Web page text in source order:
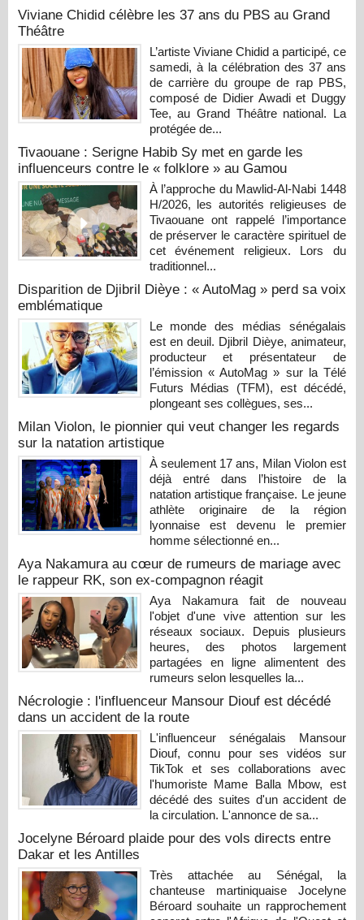
Viviane Chidid célèbre les 37 ans du PBS au Grand
Théâtre
L’artiste Viviane Chidid a participé, ce
samedi, à la célébration des 37 ans
de carrière du groupe de rap PBS,
composé de Didier Awadi et Duggy
Tee, au Grand Théâtre national. La
protégée de...
Tivaouane : Serigne Habib Sy met en garde les
influenceurs contre le « folklore » au Gamou
À l’approche du Mawlid-Al-Nabi 1448
H/2026, les autorités religieuses de
Tivaouane ont rappelé l’importance
de préserver le caractère spirituel de
cet événement religieux. Lors du
traditionnel...
Disparition de Djibril Dièye : « AutoMag » perd sa voix
emblématique
Le monde des médias sénégalais
est en deuil. Djibril Dièye, animateur,
producteur et présentateur de
l’émission « AutoMag » sur la Télé
Futurs Médias (TFM), est décédé,
plongeant ses collègues, ses...
Milan Violon, le pionnier qui veut changer les regards
sur la natation artistique
À seulement 17 ans, Milan Violon est
déjà entré dans l’histoire de la
natation artistique française. Le jeune
athlète originaire de la région
lyonnaise est devenu le premier
homme sélectionné en...
Aya Nakamura au cœur de rumeurs de mariage avec
le rappeur RK, son ex-compagnon réagit
Aya Nakamura fait de nouveau
l'objet d'une vive attention sur les
réseaux sociaux. Depuis plusieurs
heures, des photos largement
partagées en ligne alimentent des
rumeurs selon lesquelles la...
Nécrologie : l'influenceur Mansour Diouf est décédé
dans un accident de la route
L'influenceur sénégalais Mansour
Diouf, connu pour ses vidéos sur
TikTok et ses collaborations avec
l'humoriste Mame Balla Mbow, est
décédé des suites d'un accident de
la circulation. L'annonce de sa...
Jocelyne Béroard plaide pour des vols directs entre
Dakar et les Antilles
Très attachée au Sénégal, la
chanteuse martiniquaise Jocelyne
Béroard souhaite un rapprochement